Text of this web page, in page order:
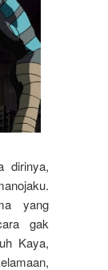
dirinya,
yang
gak
Kaya,